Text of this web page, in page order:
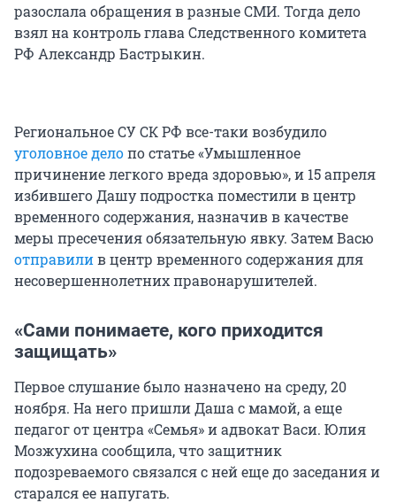
разослала обращения в разные СМИ. Тогда дело
взял на контроль глава Следственного комитета
РФ Александр Бастрыкин.
Региональное СУ СК РФ все-таки возбудило
уголовное делопо статье «Умышленное
причинение легкого вреда здоровью», и 15 апреля
избившего Дашу подростка поместили в центр
временного содержания, назначив в качестве
меры пресечения обязательную явку. Затем Васю
отправилив центр временного содержания для
несовершеннолетних правонарушителей.
«Сами понимаете, кого приходится
защищать»
Первое слушание было назначено на среду, 20
ноября. На него пришли Даша с мамой, а еще
педагог от центра «Семья» и адвокат Васи. Юлия
Мозжухина сообщила, что защитник
подозреваемого связался с ней еще до заседания и
старался ее напугать.